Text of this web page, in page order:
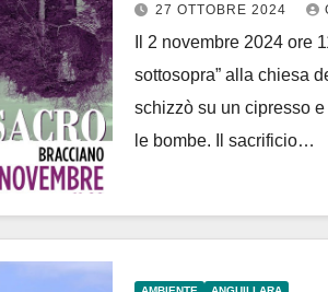
27 OTTOBRE 2024
Il 2 novembre 2024 ore
sottosopra” alla chiesa
schizzò su un cipresso
le bombe. Il sacrificio…